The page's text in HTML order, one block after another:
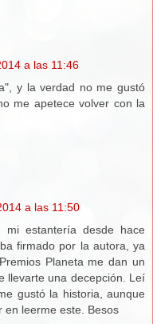
a las 11:46
y la verdad no me gustó
me apetece volver con la
a las 11:50
mi estantería desde hace
firmado por la autora, ya
Planeta me dan un
llevarte una decepción. Leí
gustó la historia, aunque
en leerme este. Besos